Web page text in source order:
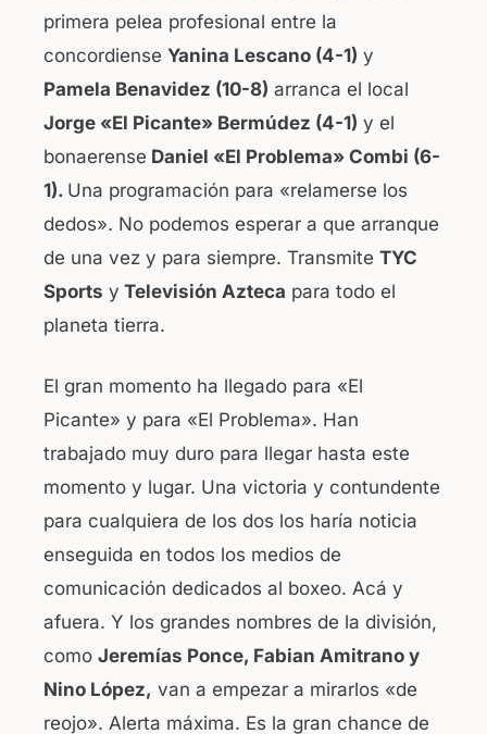
primera pelea profesional entre la
concordiense Yanina Lescano (4-1) y
Pamela Benavidez (10-8) arranca el local
Jorge «El Picante» Bermúdez (4-1) y el
bonaerense Daniel «El Problema» Combi (6-
1). Una programación para «relamerse los
dedos». No podemos esperar a que arranque
de una vez y para siempre. Transmite TYC
Sports y Televisión Azteca para todo el
planeta tierra.
El gran momento ha llegado para «El
Picante» y para «El Problema». Han
trabajado muy duro para llegar hasta este
momento y lugar. Una victoria y contundente
para cualquiera de los dos los haría noticia
enseguida en todos los medios de
comunicación dedicados al boxeo. Acá y
afuera. Y los grandes nombres de la división,
como Jeremías Ponce, Fabian Amitrano y
Nino López, van a empezar a mirarlos «de
reojo». Alerta máxima. Es la gran chance de